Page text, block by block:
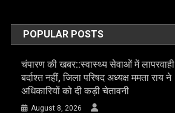
POPULAR POSTS
चंपारण की खबर::स्वास्थ्य सेवाओं में लापरवाही
बर्दाश्त नहीं, जिला परिषद अध्यक्ष ममता राय ने
अधिकारियों को दी कड़ी चेतावनी
August 8, 2026